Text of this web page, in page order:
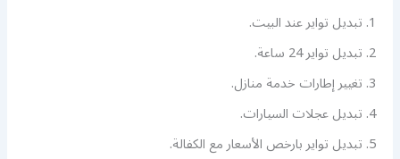
تبديل تواير عند البيت.
تبديل تواير 24 ساعة.
تغيير إطارات خدمة منازل.
تبديل عجلات السيارات.
تبديل تواير بارخص الأسعار مع الكفالة.